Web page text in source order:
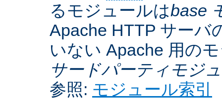
るモジュールはbase
Apache HTTP サーバ
いない Apache 用の
サードパーティモジ
参照: モジュール索引